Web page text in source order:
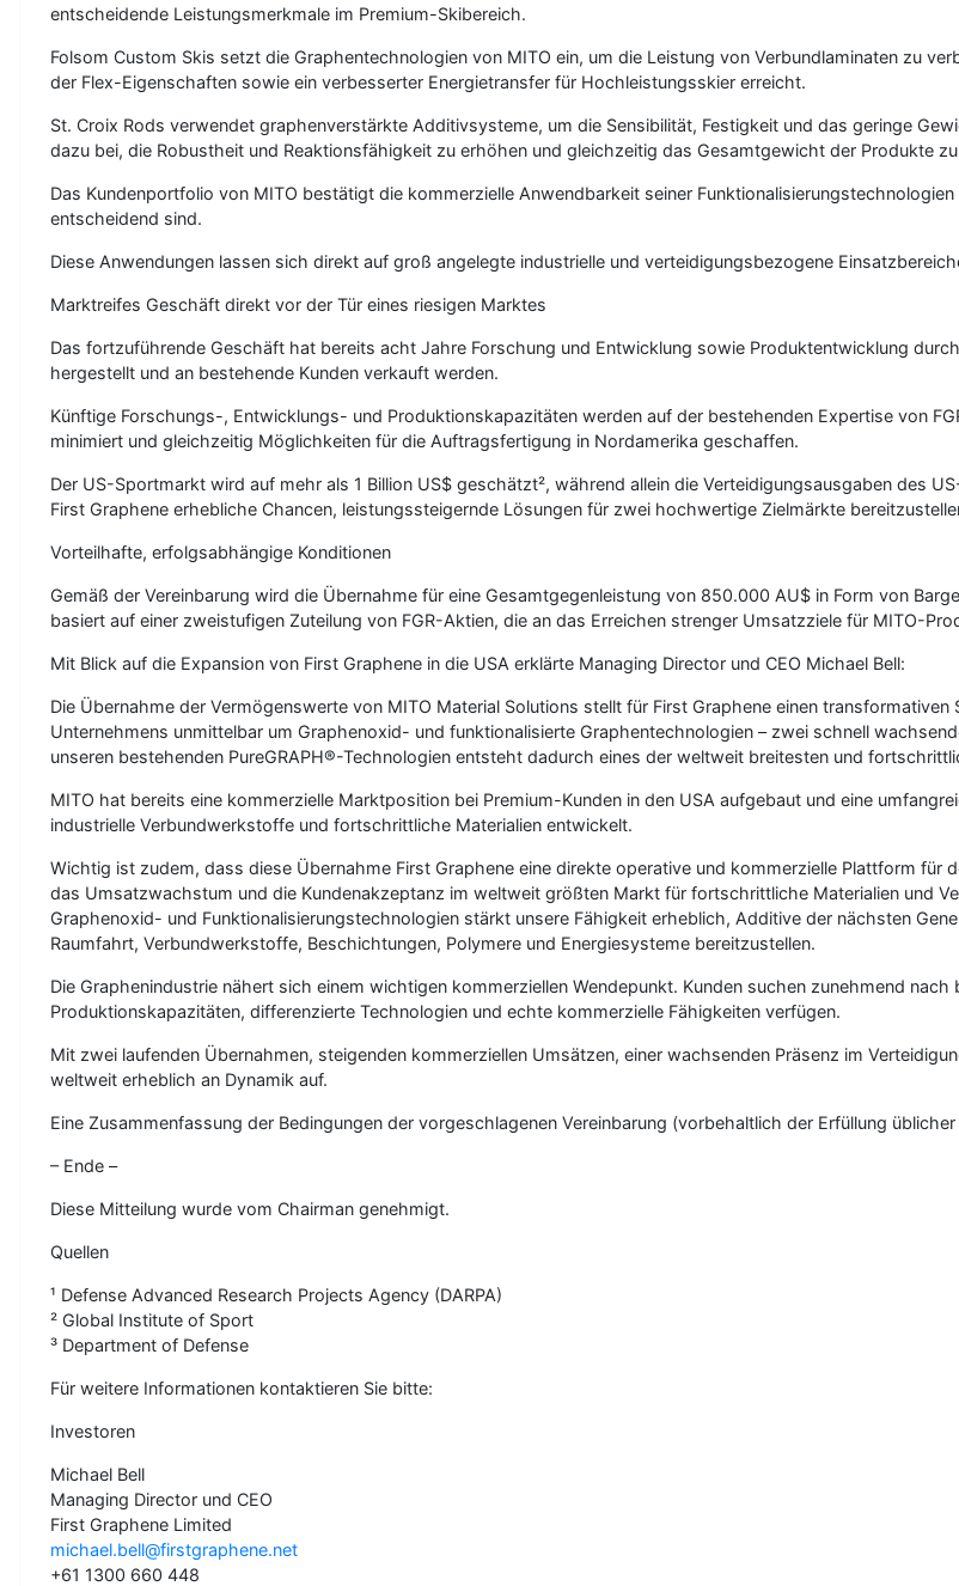
entscheidende Leistungsmerkmale im Premium-Skibereich.
Folsom Custom Skis setzt die Graphentechnologien von MITO ein, um die Leistung von Verbundlaminaten zu
der Flex-Eigenschaften sowie ein verbesserter Energietransfer für Hochleistungsskier erreicht.
St. Croix Rods verwendet graphenverstärkte Additivsysteme, um die Sensibilität, Festigkeit und das geringe
dazu bei, die Robustheit und Reaktionsfähigkeit zu erhöhen und gleichzeitig das Gesamtgewicht der Produkte
Das Kundenportfolio von MITO bestätigt die kommerzielle Anwendbarkeit seiner
entscheidend sind.
Diese Anwendungen lassen sich direkt auf groß angelegte industrielle und verteidigungsbezogene
Marktreifes Geschäft direkt vor der Tür eines riesigen Marktes
Das fortzuführende Geschäft hat bereits acht Jahre Forschung und Entwicklung sowie Produktentwicklung
hergestellt und an bestehende Kunden verkauft werden.
Künftige Forschungs-, Entwicklungs- und Produktionskapazitäten werden auf der bestehenden Expertise von
minimiert und gleichzeitig Möglichkeiten für die Auftragsfertigung in Nordamerika geschaffen.
Der US-Sportmarkt wird auf mehr als 1 Billion US$ geschätzt², während allein die Verteidigungsausgaben des
First Graphene erhebliche Chancen, leistungssteigernde Lösungen für zwei hochwertige Zielmärkte
Vorteilhafte, erfolgsabhängige Konditionen
Gemäß der Vereinbarung wird die Übernahme für eine Gesamtgegenleistung von 850.000 AU$ in Form von
basiert auf einer zweistufigen Zuteilung von FGR-Aktien, die an das Erreichen strenger Umsatzziele für MITO-
Mit Blick auf die Expansion von First Graphene in die USA erklärte Managing Director und CEO Michael Bell:
Die Übernahme der Vermögenswerte von MITO Material Solutions stellt für First Graphene einen
Unternehmens unmittelbar um Graphenoxid- und funktionalisierte Graphentechnologien – zwei schnell
unseren bestehenden PureGRAPH®-Technologien entsteht dadurch eines der weltweit breitesten und
MITO hat bereits eine kommerzielle Marktposition bei Premium-Kunden in den USA aufgebaut und eine
industrielle Verbundwerkstoffe und fortschrittliche Materialien entwickelt.
Wichtig ist zudem, dass diese Übernahme First Graphene eine direkte operative und kommerzielle Plattform
das Umsatzwachstum und die Kundenakzeptanz im weltweit größten Markt für fortschrittliche Materialien und
Graphenoxid- und Funktionalisierungstechnologien stärkt unsere Fähigkeit erheblich, Additive der nächsten
Raumfahrt, Verbundwerkstoffe, Beschichtungen, Polymere und Energiesysteme bereitzustellen.
Die Graphenindustrie nähert sich einem wichtigen kommerziellen Wendepunkt. Kunden suchen zunehmend
Produktionskapazitäten, differenzierte Technologien und echte kommerzielle Fähigkeiten verfügen.
Mit zwei laufenden Übernahmen, steigenden kommerziellen Umsätzen, einer wachsenden Präsenz im
weltweit erheblich an Dynamik auf.
Eine Zusammenfassung der Bedingungen der vorgeschlagenen Vereinbarung (vorbehaltlich der Erfüllung
– Ende –
Diese Mitteilung wurde vom Chairman genehmigt.
Quellen
¹ Defense Advanced Research Projects Agency (DARPA)
² Global Institute of Sport
³ Department of Defense
Für weitere Informationen kontaktieren Sie bitte:
Investoren
Michael Bell
Managing Director und CEO
First Graphene Limited
michael.bell@firstgraphene.net
+61 1300 660 448